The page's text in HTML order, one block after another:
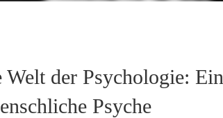
Welt der Psychologie: Ein
Psyche